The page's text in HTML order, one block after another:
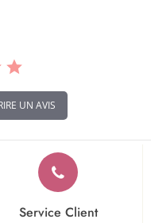
UN AVIS
Service Client